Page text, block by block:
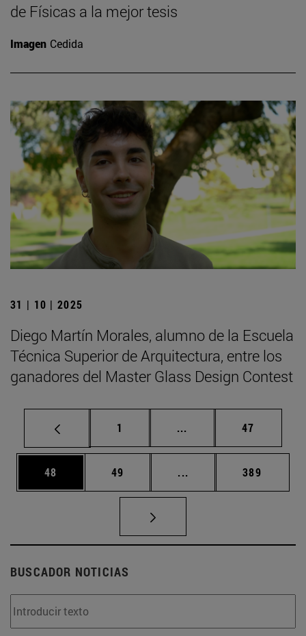
de Físicas a la mejor tesis
Imagen Cedida
31 | 10 | 2025
Diego Martín Morales, alumno de la Escuela
Técnica Superior de Arquitectura, entre los
ganadores del Master Glass Design Contest
Página
1 ... Páginas intermedias
Página
47
Página
48 Página
49 ... Páginas intermedias
Página
389
BUSCADOR NOTICIAS